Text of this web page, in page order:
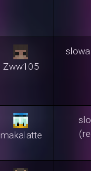
Zww105
makalatte